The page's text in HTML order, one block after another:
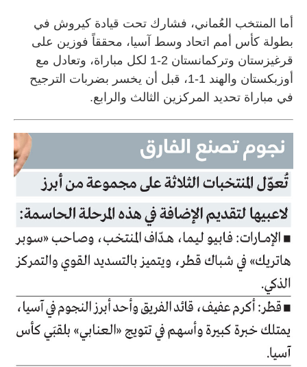
أما المنتخب العُماني، فشارك تحت قيادة كيروش في
بطولة كأس أمم اتحاد وسط آسيا، محققاً فوزين على
قرغيزستان وتركمانستان 2-1 لكل مباراة، وتعادل مع
أوزبكستان والهند 1-1، قبل أن يخسر بضربات الترجيح
في مباراة تحديد المركزين الثالث والرابع.